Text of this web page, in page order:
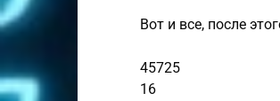
Вот и все, после
45725
16